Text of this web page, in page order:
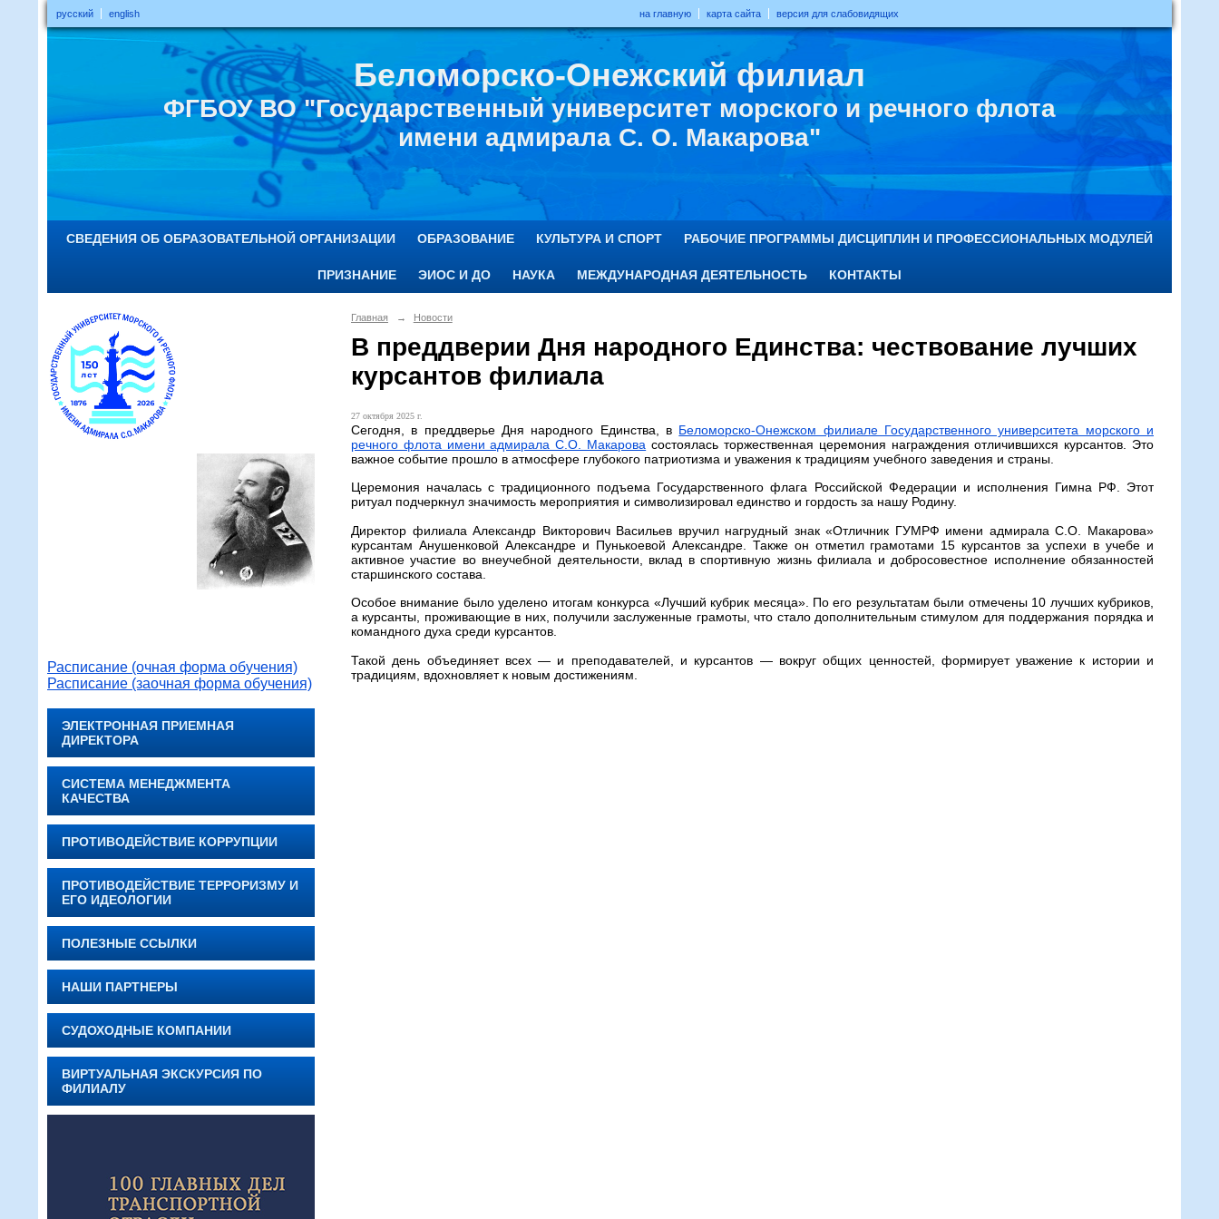
русский english на главную карта сайта версия для слабовидящих
Беломорско-Онежский филиал
ФГБОУ ВО "Государственный университет морского и речного флота
имени адмирала С. О. Макарова"
СВЕДЕНИЯ ОБ ОБРАЗОВАТЕЛЬНОЙ ОРГАНИЗАЦИИ ОБРАЗОВАНИЕ КУЛЬТУРА И СПОРТ РАБОЧИЕ ПРОГРАММЫ ДИСЦИПЛИН И ПРОФЕССИОНАЛЬНЫХ МОДУЛЕЙ
ПРИЗНАНИЕ ЭИОС И ДО НАУКА МЕЖДУНАРОДНАЯ ДЕЯТЕЛЬНОСТЬ КОНТАКТЫ
Расписание (очная форма обучения)
Расписание (заочная форма обучения)
ЭЛЕКТРОННАЯ ПРИЕМНАЯ
ДИРЕКТОРА
СИСТЕМА МЕНЕДЖМЕНТА
КАЧЕСТВА
ПРОТИВОДЕЙСТВИЕ КОРРУПЦИИ
ПРОТИВОДЕЙСТВИЕ ТЕРРОРИЗМУ И
ЕГО ИДЕОЛОГИИ
ПОЛЕЗНЫЕ ССЫЛКИ
НАШИ ПАРТНЕРЫ
СУДОХОДНЫЕ КОМПАНИИ
ВИРТУАЛЬНАЯ ЭКСКУРСИЯ ПО
ФИЛИАЛУ
Главная → Новости
В преддверии Дня народного Единства: чествование лучших
курсантов филиала
27 октября 2025 г.
Сегодня, в преддверье Дня народного Единства, в Беломорско-Онежском филиале Государственного университета морского и
речного флота имени адмирала С.О. Макарова состоялась торжественная церемония награждения отличившихся курсантов. Это
важное событие прошло в атмосфере глубокого патриотизма и уважения к традициям учебного заведения и страны.
Церемония началась с традиционного подъема Государственного флага Российской Федерации и исполнения Гимна РФ. Этот
ритуал подчеркнул значимость мероприятия и символизировал единство и гордость за нашу Родину.
Директор филиала Александр Викторович Васильев вручил нагрудный знак «Отличник ГУМРФ имени адмирала С.О. Макарова»
курсантам Анушенковой Александре и Пунькоевой Александре. Также он отметил грамотами 15 курсантов за успехи в учебе и
активное участие во внеучебной деятельности, вклад в спортивную жизнь филиала и добросовестное исполнение обязанностей
старшинского состава.
Особое внимание было уделено итогам конкурса «Лучший кубрик месяца». По его результатам были отмечены 10 лучших кубриков,
а курсанты, проживающие в них, получили заслуженные грамоты, что стало дополнительным стимулом для поддержания порядка и
командного духа среди курсантов.
Такой день объединяет всех — и преподавателей, и курсантов — вокруг общих ценностей, формирует уважение к истории и
традициям, вдохновляет к новым достижениям.